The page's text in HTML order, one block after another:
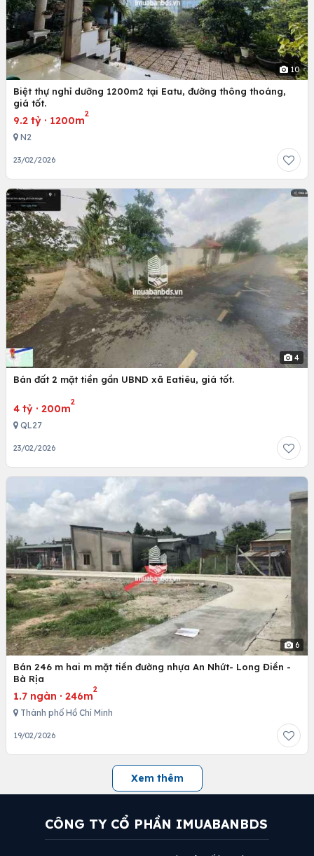
10
Biệt thự nghỉ dưỡng 1200m2 tại Eatu, đường thông thoáng,
giá tốt.
9.2 tỷ · 1200m
2
N2
23/02/2026
4
Bán đất 2 mặt tiền gần UBND xã Eatiêu, giá tốt.
4 tỷ · 200m
2
QL27
23/02/2026
6
Bán 246 m hai m mặt tiền đường nhựa An Nhứt- Long Điền -
Bà Rịa
1.7 ngàn · 246m
2
Thành phố Hồ Chí Minh
19/02/2026
Xem thêm
CÔNG TY CỔ PHẦN IMUABANBDS